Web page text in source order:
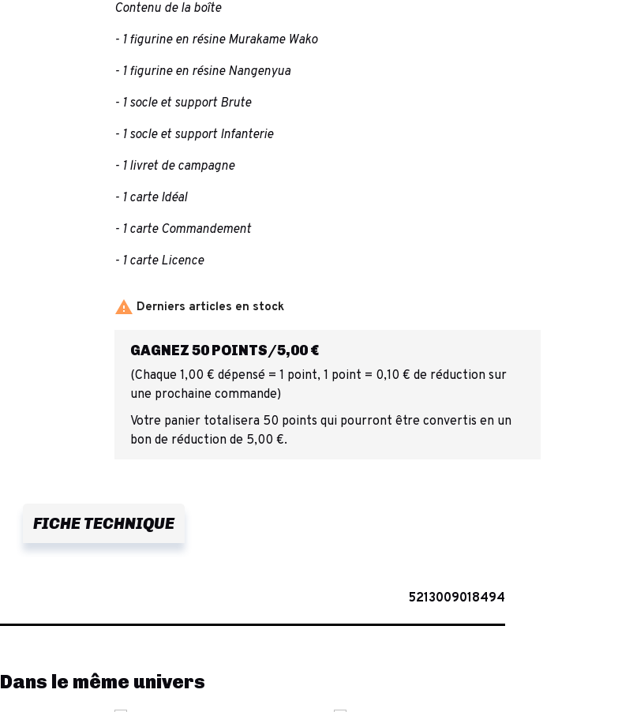
Contenu de la boîte
- 1 figurine en résine Murakame Wako
- 1 figurine en résine Nangenyua
- 1 socle et support Brute
- 1 socle et support Infanterie
- 1 livret de campagne
- 1 carte Idéal
- 1 carte Commandement
- 1 carte Licence
 Derniers articles en stock
GAGNEZ 50 POINTS/5,00 €
(Chaque 1,00 € dépensé = 1 point, 1 point = 0,10 € de réduction sur
une prochaine commande)
Votre panier totalisera 50 points qui pourront être convertis en un
bon de réduction de 5,00 €.
FICHE TECHNIQUE
5213009018494
Dans le même univers